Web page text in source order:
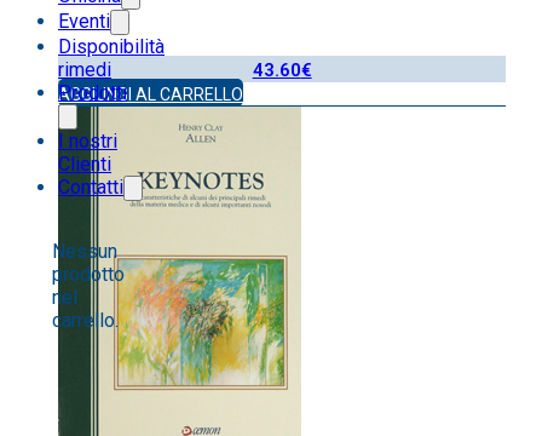
Eventi
Disponibilità
rimedi
Prodotti
I nostri
Clienti
Contatti
Nessun
prodotto
nel
carrello.
43.60€
AGGIUNGI AL CARRELLO